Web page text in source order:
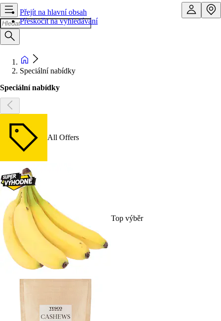
Přejít na hlavní obsah
Přeskočit na vyhledávání
Speciální nabídky
Speciální nabídky
All Offers
Top výběr